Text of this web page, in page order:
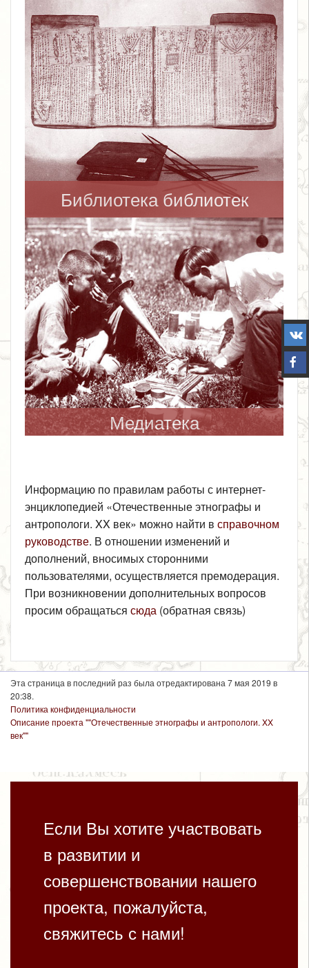
Библиотека библиотек
Медиатека
Информацию по правилам работы с интернет-
энциклопедией «Отечественные этнографы и
антропологи. XX век» можно найти в справочном
руководстве. В отношении изменений и
дополнений, вносимых сторонними
пользователями, осуществляется премодерация.
При возникновении дополнительных вопросов
просим обращаться сюда (обратная связь)
Эта страница в последний раз была отредактирована 7 мая 2019 в
20:38.
Политика конфиденциальности
Описание проекта ""Отечественные этнографы и антропологи. XX
век""
Если Вы хотите участвовать
в развитии и
совершенствовании нашего
проекта, пожалуйста,
свяжитесь с нами!